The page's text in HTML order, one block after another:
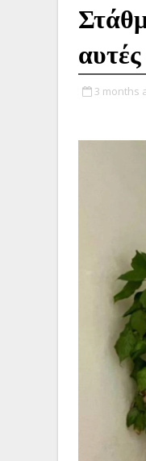
3 months